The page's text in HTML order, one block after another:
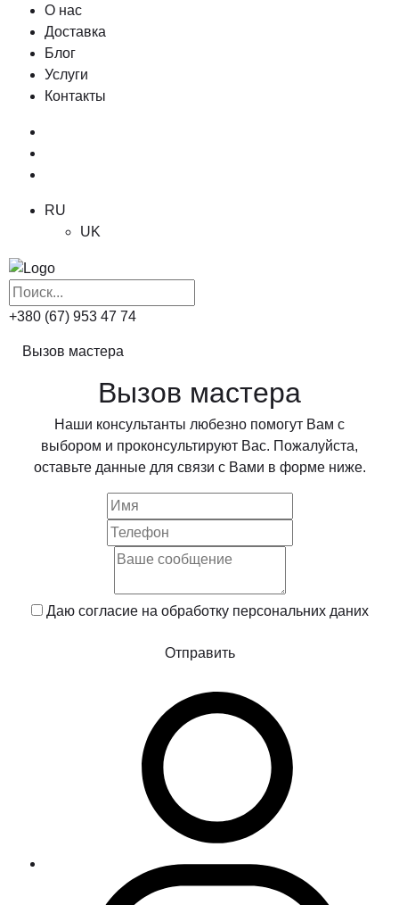
О нас
Доставка
Блог
Услуги
Контакты
RU
UK
+380 (67) 953 47 74
Вызов мастера
Вызов мастера
Наши консультанты любезно помогут Вам с
выбором и проконсультируют Вас. Пожалуйста,
оставьте данные для связи с Вами в форме ниже.
Даю согласие на обработку персональних даних
Отправить